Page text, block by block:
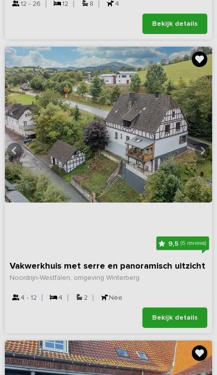
12 - 26 12 8 4
Bekijk details
9,5(6 reviews)
Vakwerkhuis met serre en panoramisch uitzicht
Noordrijn-Westfalen, omgeving Winterberg
4 - 12 4 2 Nee
Bekijk details